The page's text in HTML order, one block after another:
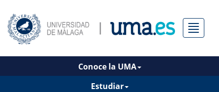
Menú
Conoce la UMA
Estudiar